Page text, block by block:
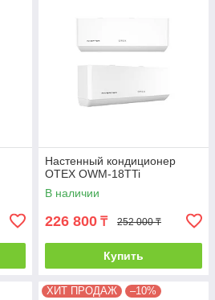
Настенный кондиционер
OTEX OWM-18TTi
В наличии
226 800 ₸ 252 000 ₸
Купить
ХИТ ПРОДАЖ –10%